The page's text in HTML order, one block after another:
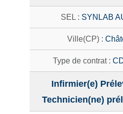
SYNLAB
Infirmier(e)
Technicien(ne)